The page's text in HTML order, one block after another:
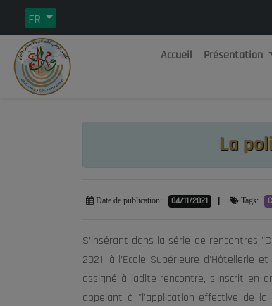
FR
Accueil Présentation
La
Date de publication: 04/11/2021 Tags:
S’insérant dans la série de rencontres
2021, à l’Ecole Supérieure d'Hôtellerie
assigné à ladite rencontre, s’inscrit en
appelant à "l'application effective de